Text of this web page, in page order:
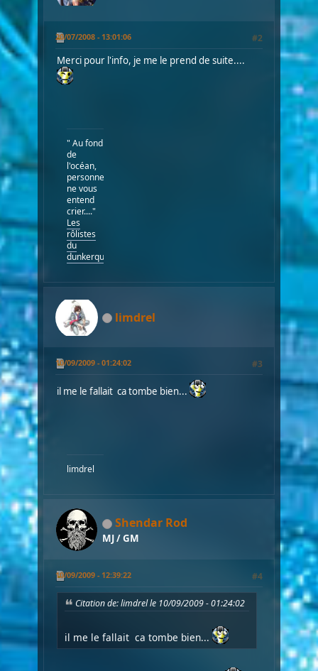
20/07/2008 - 13:01:06 #2
Merci pour l'info, je me le prend de suite....
" Au fond
de
l'océan,
personne
ne vous
entend
crier...."
Les
rôlistes
du
dunkerquois
limdrel
10/09/2009 - 01:24:02 #3
il me le fallait ca tombe bien...
limdrel
Shendar Rod
MJ / GM
10/09/2009 - 12:39:22 #4
Citation de: limdrel le 10/09/2009 - 01:24:02
il me le fallait ca tombe bien...